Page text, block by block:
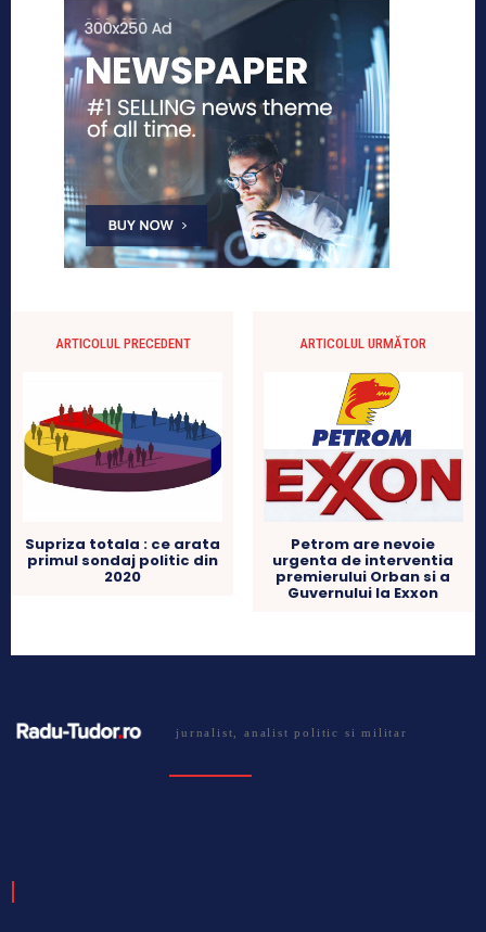
ARTICOLUL PRECEDENT
Supriza totala : ce arata
primul sondaj politic din
2020
ARTICOLUL URMĂTOR
Petrom are nevoie
urgenta de interventia
premierului Orban si a
Guvernului la Exxon
jurnalist, analist politic si militar